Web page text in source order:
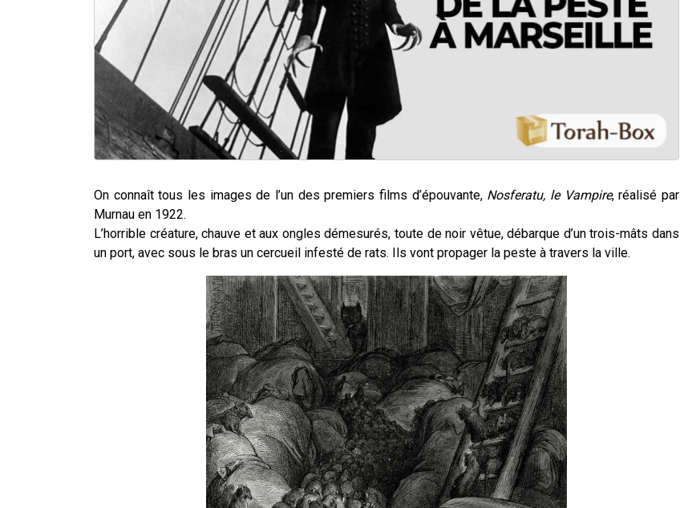
On connaît tous les images de l’un des premiers films d’épouvante, Nosferatu, le Vampire, réalisé par
Murnau en 1922.
L’horrible créature, chauve et aux ongles démesurés, toute de noir vêtue, débarque d’un trois-mâts dans
un port, avec sous le bras un cercueil infesté de rats. Ils vont propager la peste à travers la ville.